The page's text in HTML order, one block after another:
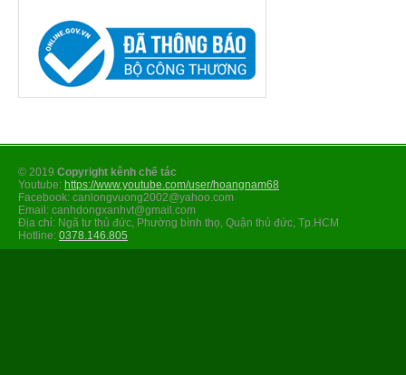
© 2019 Copyright kênh chế tác
Youtube: https://www.youtube.com/user/hoangnam68
Facebook: canlongvuong2002@yahoo.com
Email: canhdongxanhvt@gmail.com
Địa chỉ: Ngã tư thủ đức, Phường bình thọ, Quận thủ đức, Tp.HCM
Hotline: 0378.146.805